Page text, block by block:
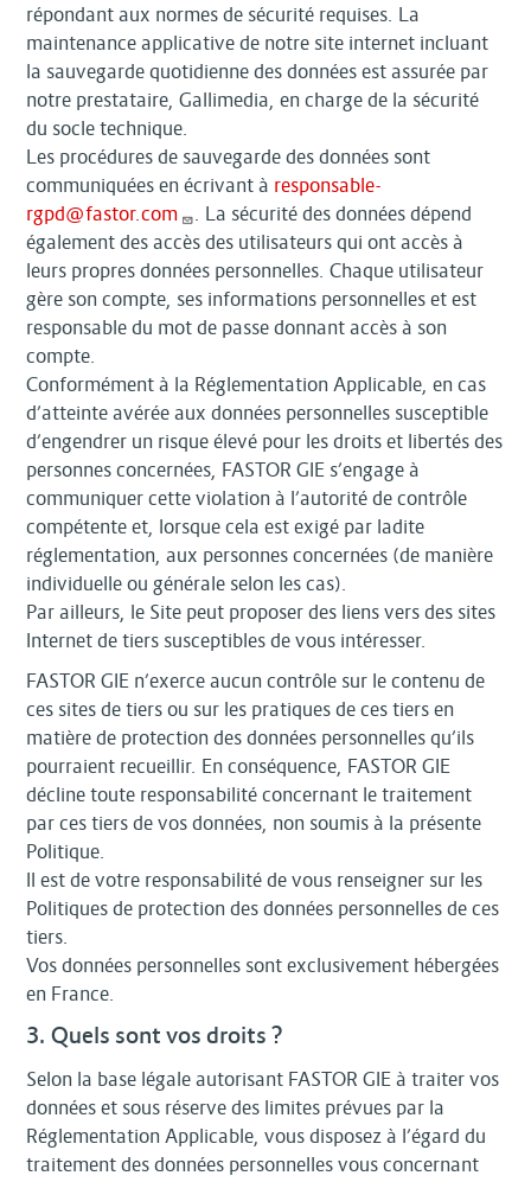
répondant aux normes de sécurité requises. La
maintenance applicative de notre site internet incluant
la sauvegarde quotidienne des données est assurée par
notre prestataire, Gallimedia, en charge de la sécurité
du socle technique.
Les procédures de sauvegarde des données sont
communiquées en écrivant à responsable-
rgpd@fastor.com
. La sécurité des données dépend
également des accès des utilisateurs qui ont accès à
leurs propres données personnelles. Chaque utilisateur
gère son compte, ses informations personnelles et est
responsable du mot de passe donnant accès à son
compte.
Conformément à la Réglementation Applicable, en cas
d’atteinte avérée aux données personnelles susceptible
d’engendrer un risque élevé pour les droits et libertés des
personnes concernées, FASTOR GIE s’engage à
communiquer cette violation à l’autorité de contrôle
compétente et, lorsque cela est exigé par ladite
réglementation, aux personnes concernées (de manière
individuelle ou générale selon les cas).
Par ailleurs, le Site peut proposer des liens vers des sites
Internet de tiers susceptibles de vous intéresser.
FASTOR GIE n’exerce aucun contrôle sur le contenu de
ces sites de tiers ou sur les pratiques de ces tiers en
matière de protection des données personnelles qu’ils
pourraient recueillir. En conséquence, FASTOR GIE
décline toute responsabilité concernant le traitement
par ces tiers de vos données, non soumis à la présente
Politique.
Il est de votre responsabilité de vous renseigner sur les
Politiques de protection des données personnelles de ces
tiers.
Vos données personnelles sont exclusivement hébergées
en France.
3. Quels sont vos droits ?
Selon la base légale autorisant FASTOR GIE à traiter vos
données et sous réserve des limites prévues par la
Réglementation Applicable, vous disposez à l’égard du
traitement des données personnelles vous concernant